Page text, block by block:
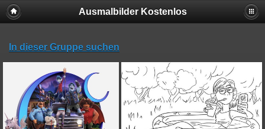
Ausmalbilder Kostenlos
In dieser Gruppe suchen